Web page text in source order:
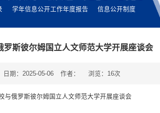
学年信息公开工作年度报告
信息公开制度
罗斯彼尔姆国立人文师范大学开展座谈会
日期：2025-05-06 作者： 浏览： 16次
与俄罗斯彼尔姆国立人文师范大学开展座谈会